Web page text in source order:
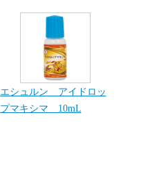
エシュルン アイドロッ
プマキシマ 10mL